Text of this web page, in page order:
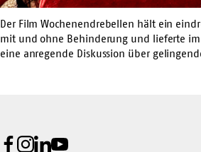
Der Film Wochenendrebellen hält ein
mit und ohne Behinderung und lieferte
eine anregende Diskussion über
Facebook
Instagram
LinkedIn
Youtube